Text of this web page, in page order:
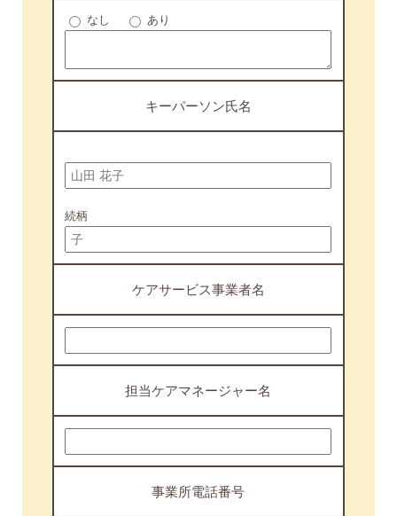
なし あり
キーパーソン氏名
続柄
ケアサービス事業者名
担当ケアマネージャー名
事業所電話番号